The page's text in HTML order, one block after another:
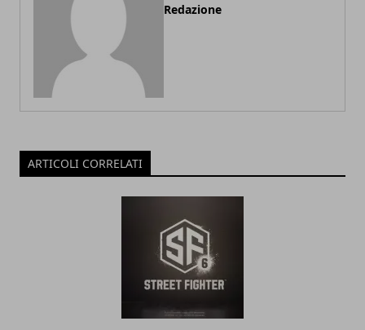
Redazione
ARTICOLI CORRELATI